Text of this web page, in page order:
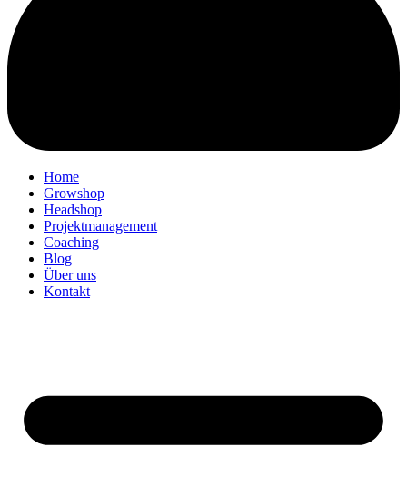
Home
Growshop
Headshop
Projektmanagement
Coaching
Blog
Über uns
Kontakt